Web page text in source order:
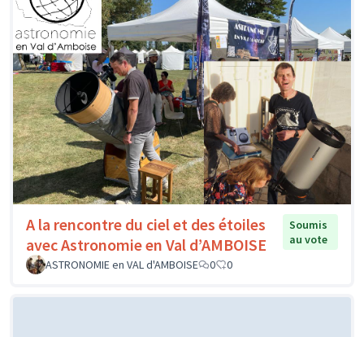
A la rencontre du ciel et des étoiles
avec Astronomie en Val d’AMBOISE
Soumis
au vote
ASTRONOMIE en VAL d'AMBOISE
0 0